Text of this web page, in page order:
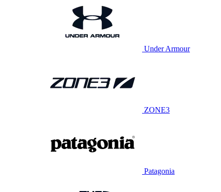
Under Armour
ZONE3
Patagonia